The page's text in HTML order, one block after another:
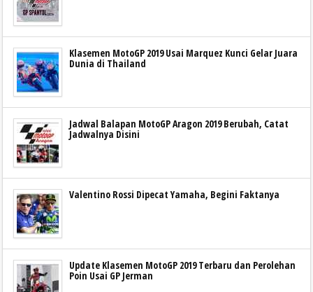
Klasemen MotoGP 2019 Usai Marquez Kunci Gelar Juara
Dunia di Thailand
Jadwal Balapan MotoGP Aragon 2019 Berubah, Catat
Jadwalnya Disini
Valentino Rossi Dipecat Yamaha, Begini Faktanya
Update Klasemen MotoGP 2019 Terbaru dan Perolehan
Poin Usai GP Jerman